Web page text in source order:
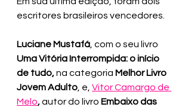
escritores brasileiros vencedores.
Luciane Mustafá , com o seu livro
Uma Vitória Interrompida: o início
de tudo, na categoria Melhor Livro
Jovem Adulto , e, Vitor Camargo de
Melo, autor do livro Embaixo das